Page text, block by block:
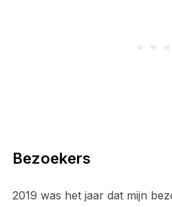
Bezoekers
2019 was het jaar dat mijn